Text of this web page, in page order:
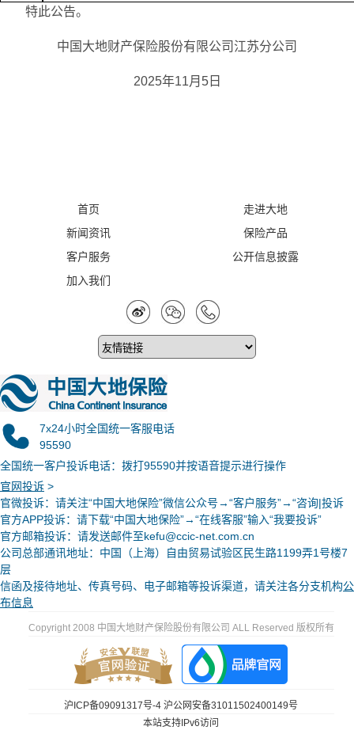
特此公告。
中国大地财产保险股份有限公司江苏分公司
2025年11月5日
首页
走进大地
新闻资讯
保险产品
客户服务
公开信息披露
加入我们
7x24小时全国统一客服电话
95590
全国统一客户投诉电话：拨打95590并按语音提示进行操作
官网投诉 >
官微投诉：请关注“中国大地保险”微信公众号→“客户服务”→“咨询|投诉
官方APP投诉：请下载“中国大地保险”→“在线客服”输入“我要投诉”
官方邮箱投诉：请发送邮件至kefu@ccic-net.com.cn
公司总部通讯地址：中国（上海）自由贸易试验区民生路1199弄1号楼7
层
信函及接待地址、传真号码、电子邮箱等投诉渠道，请关注各分支机构公
布信息
Copyright 2008 中国大地财产保险股份有限公司 ALL Reserved 版权所有
沪ICP备09091317号-4 沪公网安备31011502400149号
本站支持IPv6访问